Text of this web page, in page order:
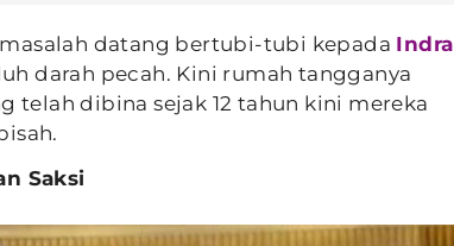
datang bertubi-tubi kepada Indra
darah pecah. Kini rumah tangganya
telah dibina sejak 12 tahun kini mereka
Saksi